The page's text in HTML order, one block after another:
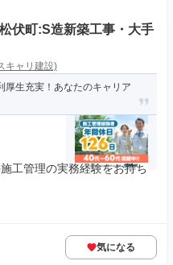
伏町:S造新築工事・大手
キャリ建設)
厚生充実！あなたのキャリア
工管理の実務経験をお持ち
気になる